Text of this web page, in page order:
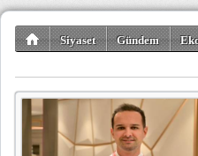
Siyaset Gündem